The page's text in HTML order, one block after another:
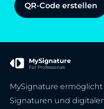
QR-Code erstellen
MySignature
For Professionals
MySignature
Signaturen und